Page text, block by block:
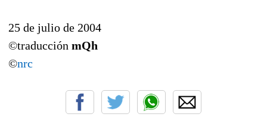
25 de julio de 2004
©traducción mQh
©nrc